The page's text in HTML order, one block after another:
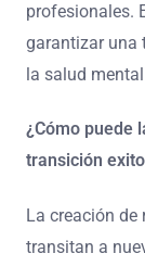
profesionales.
garantizar una
la salud
¿Cómo puede
transición
La creación de
transitan a